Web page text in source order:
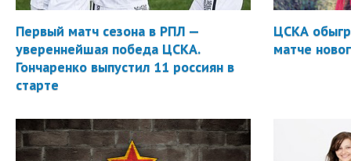
Первый матч сезона в РПЛ —
увереннейшая победа ЦСКА.
Гончаренко выпустил 11 россиян в
старте
ЦСКА
матче